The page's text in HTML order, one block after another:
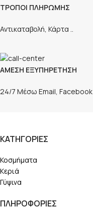
ΤΡΟΠΟΙ ΠΛΗΡΩΜΗΣ
Αντικαταβολή, Κάρτα ..
ΑΜΕΣΗ ΕΞΥΠΗΡΕΤΗΣΗ
24/7 Μέσω Email, Facebook
ΚΑΤΗΓΟΡΙΕΣ
Κοσμήματα
Κεριά
Γύψινα
ΠΛΗΡΟΦΟΡΙΕΣ